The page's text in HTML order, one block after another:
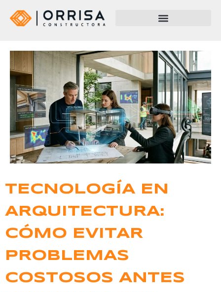
TECNOLOGÍA EN
ARQUITECTURA:
CÓMO EVITAR
PROBLEMAS
COSTOSOS ANTES